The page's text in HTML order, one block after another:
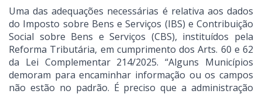
Uma das adequações necessárias é relativa aos dados
do Imposto sobre Bens e Serviços (IBS) e Contribuição
Social sobre Bens e Serviços (CBS), instituídos pela
Reforma Tributária, em cumprimento dos Arts. 60 e 62
da Lei Complementar 214/2025. “Alguns Municípios
demoram para encaminhar informação ou os campos
não estão no padrão. É preciso que a administração